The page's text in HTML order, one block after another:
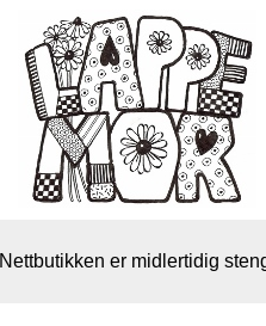
Nettbutikken er midlertidig